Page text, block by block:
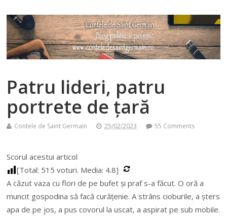
Patru lideri, patru
portrete de ţară
Contele de Saint Germain 25/02/2023 55 Comments
Scorul acestui articol
[Total: 515 voturi. Media: 4.8]
A căzut vaza cu flori de pe bufet şi praf s-a făcut. O oră a
muncit gospodina să facă curăţenie. A strâns cioburile, a şters
apa de pe jos, a pus covorul la uscat, a aspirat pe sub mobile.